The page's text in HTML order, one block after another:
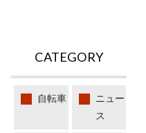
CATEGORY
自転車
ニュー
ス